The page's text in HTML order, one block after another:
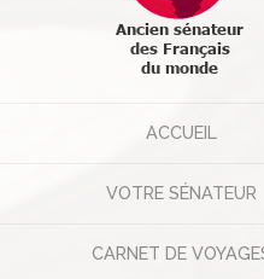
ACCUEIL
VOTRE SÉNATEUR
CARNET DE